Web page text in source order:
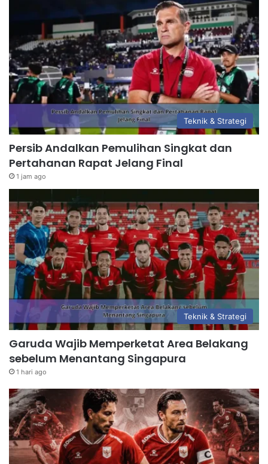
Teknik & Strategi
Persib Andalkan Pemulihan Singkat dan
Pertahanan Rapat Jelang Final
1 jam ago
Teknik & Strategi
Garuda Wajib Memperketat Area Belakang
sebelum Menantang Singapura
1 hari ago